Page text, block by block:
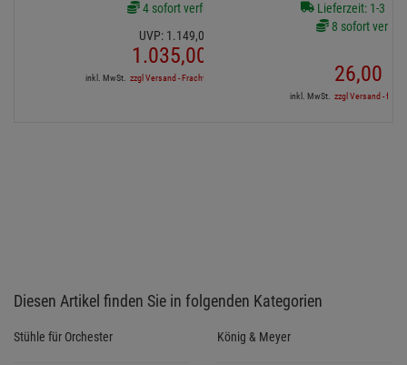
4 sofort verfügbar
UVP: 1.149,00
1.035,00
inkl. MwSt. zzgl Versand - Frachtfrei in DE ab 1'500€
Lieferzeit: 1-3
8 sofort
26,00
inkl. MwSt. zzgl Versand - frei
Diesen Artikel finden Sie in folgenden Kategorien
Stühle für Orchester König & Meyer